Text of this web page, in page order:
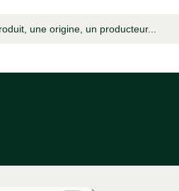
une origine, un producteur...